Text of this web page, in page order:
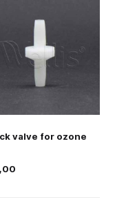
valve for ozone